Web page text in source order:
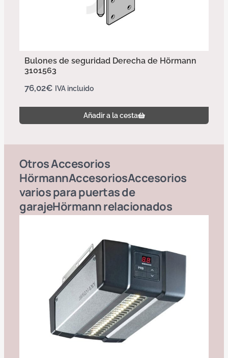
Bulones de seguridad Derecha de Hörmann
3101563
76,02€ IVA incluido
Añadir a la cesta
OtrosAccesorios
HörmannAccesoriosAccesorios
varios para puertas de
garajeHörmannrelacionados